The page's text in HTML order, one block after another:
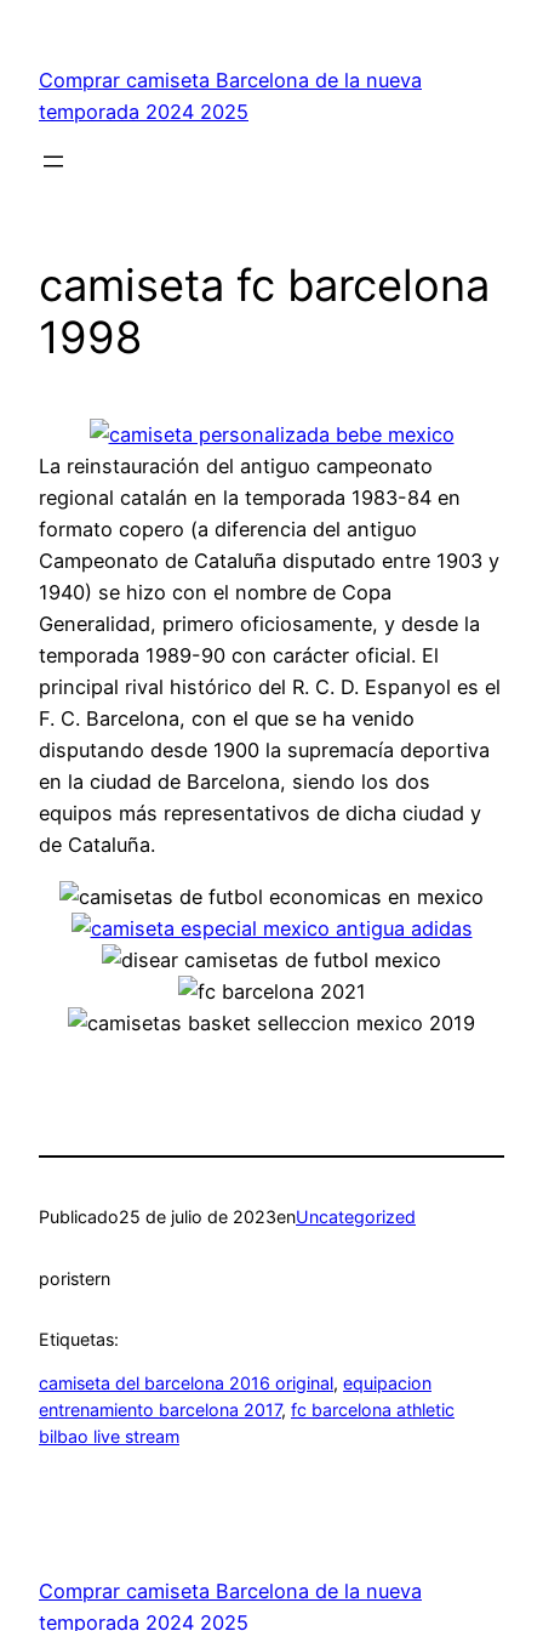
contenido
Comprar camiseta Barcelona de la nueva
temporada 2024 2025
camiseta fc barcelona
1998
La reinstauración del antiguo campeonato
regional catalán en la temporada 1983-84 en
formato copero (a diferencia del antiguo
Campeonato de Cataluña disputado entre 1903 y
1940) se hizo con el nombre de Copa
Generalidad, primero oficiosamente, y desde la
temporada 1989-90 con carácter oficial. El
principal rival histórico del R. C. D. Espanyol es el
F. C. Barcelona, con el que se ha venido
disputando desde 1900 la supremacía deportiva
en la ciudad de Barcelona, siendo los dos
equipos más representativos de dicha ciudad y
de Cataluña.
Publicado25 de julio de 2023enUncategorized
poristern
Etiquetas:
camiseta del barcelona 2016 original, equipacion
entrenamiento barcelona 2017, fc barcelona athletic
bilbao live stream
Comprar camiseta Barcelona de la nueva
temporada 2024 2025